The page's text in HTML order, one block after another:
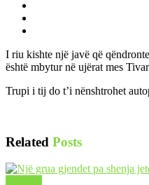
I riu kishte një javë që
është mbytur në ujërat mes
Trupi i tij do t’i nënshtrohet
Related Posts